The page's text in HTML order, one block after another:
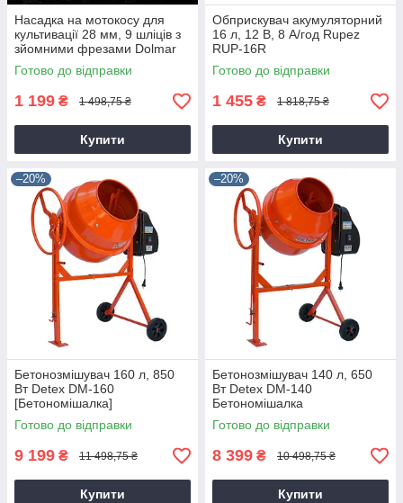
Насадка на мотокосу для
культивації 28 мм, 9 шліців з
зйомними фрезами Dolmar
9T28
Готово до відправки
1 199 ₴ 1 498,75 ₴
Купити
Обприскувач акумуляторний
16 л, 12 В, 8 А/год Rupez
RUP-16R
Готово до відправки
1 455 ₴ 1 818,75 ₴
Купити
–20%
Бетонозмішувач 160 л, 850
Вт Detex DM-160
[Бетономішалка]
Готово до відправки
9 199 ₴ 11 498,75 ₴
Купити
–20%
Бетонозмішувач 140 л, 650
Вт Detex DM-140
Бетономішалка
Готово до відправки
8 399 ₴ 10 498,75 ₴
Купити